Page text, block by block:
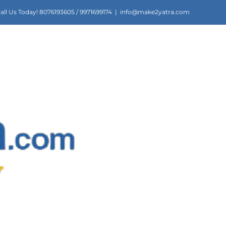
Us Today! 8076193605 / 9971699174 | info@make2yatra.com